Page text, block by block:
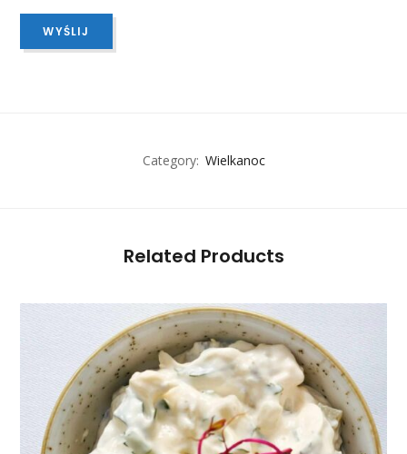
Category: Wielkanoc
Related Products